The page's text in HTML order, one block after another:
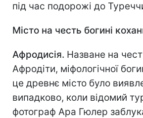
під час подорожі до
Місто на честь богині
Афродисія. Назване на
Афродіти, міфологічної
це древнє місто було
випадково, коли відомий
фотограф Ара Гюлер